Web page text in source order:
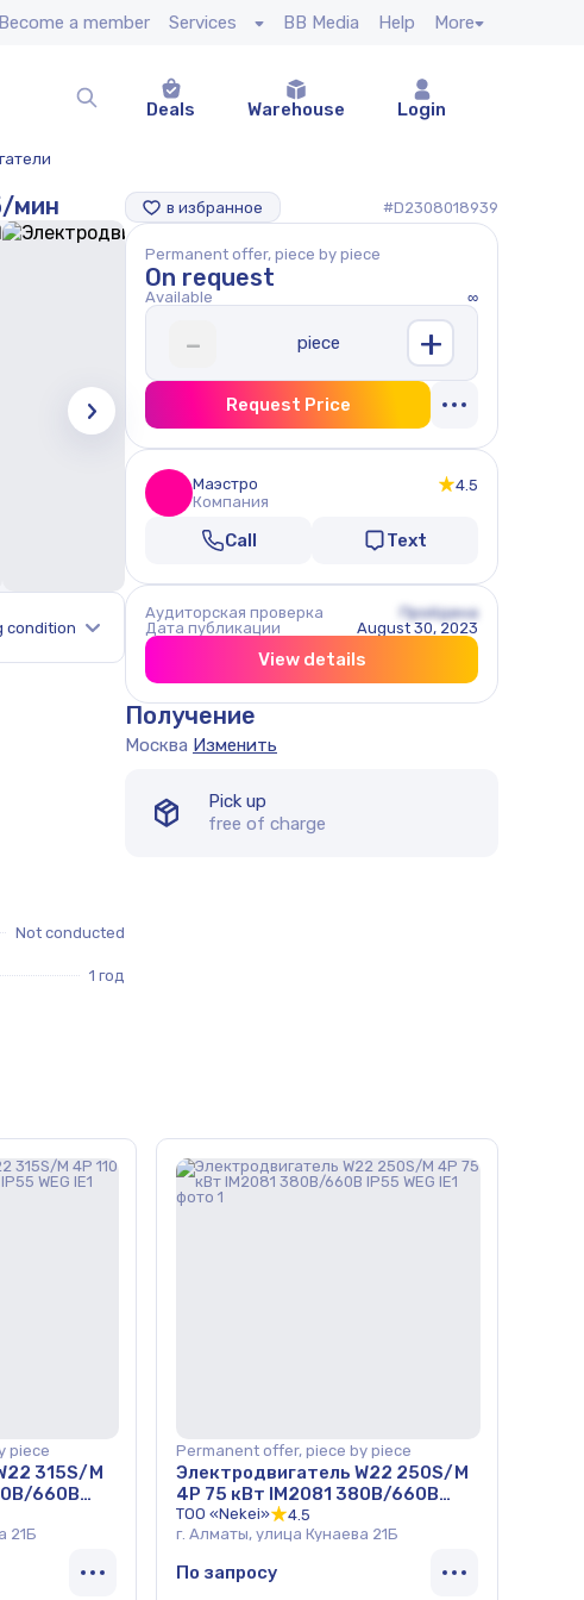
Become a member Services BB Media Help More
Deals
Warehouse Login
мин
condition
Not conducted
1 год
в избранное #D2308018939
Permanent offer, piece by piece
On request
Available ∞
- piece +
Request Price
Маэстро
4.5
Компания
Call Text
Аудиторская проверка
Пройдена
Дата публикации
August 30, 2023
View details
Получение
Москва Изменить
Pick up
free of charge
piece
315S/M
660В
21Б
Permanent offer, piece by piece
Электродвигатель W22 250S/M
4Р 75 кВт IM2081 380В/660В
IP55 WEG IE1
ТОО «Nekei»
4.5
г. Алматы, улица Кунаева 21Б
По запросу